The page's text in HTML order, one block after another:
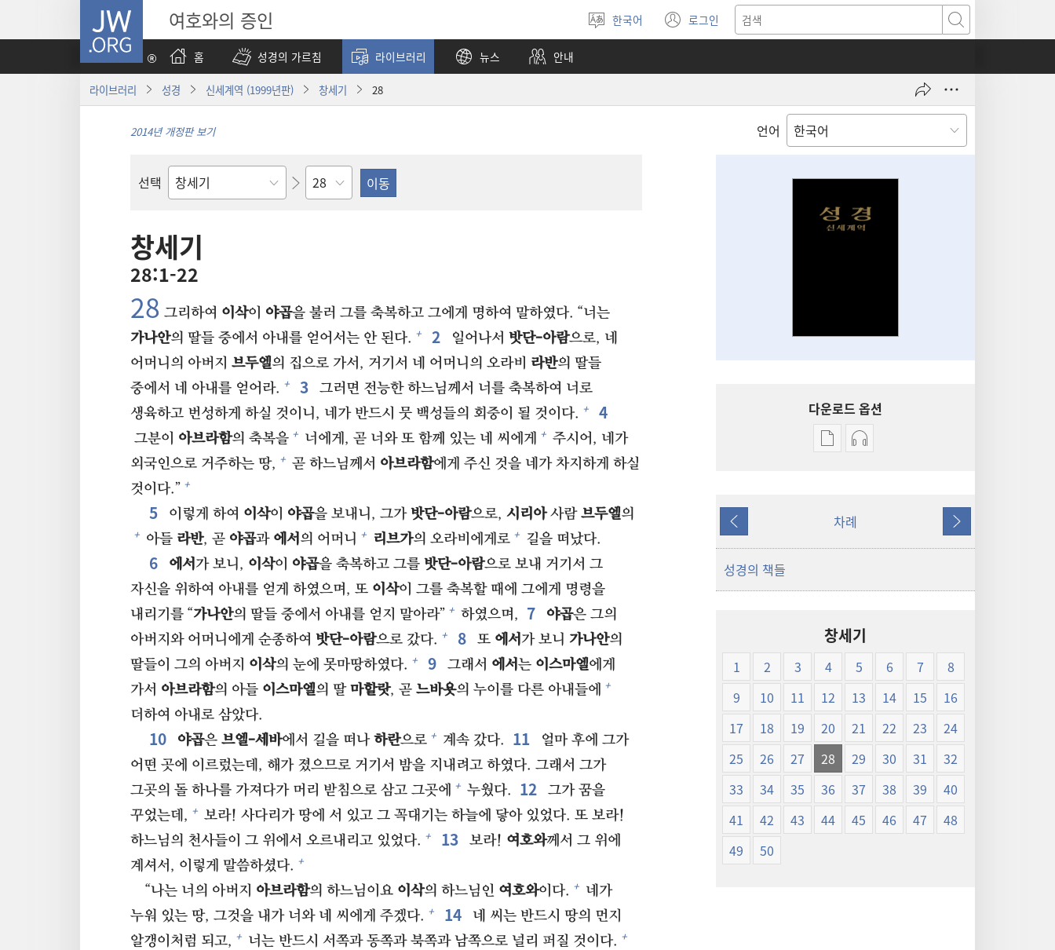
JW.ORG 여호와의 증인
언어
선택
한국어 로그인
(새로운
창
검색
홈
성경의 가르침 라이브러리 뉴스 안내
라이브러리 성경 신세계역 (1999년판) 창세기 28
언어
2014년 개정판 보기
선택
성경의
장
창세기
28:1-22
28⁠ 그리하여 이삭이 야곱을 불러 그를 축복하고 그에게 명하여 말하였다. “너는
가나안의 딸들 중에서 아내를 얻어서는 안 된다. + 2⁠ 일어나서 밧단-아람으로, 네
어머니의 아버지 브두엘의 집으로 가서, 거기서 네 어머니의 오라비 라반의 딸들
중에서 네 아내를 얻어라. + 3⁠
그러면 전능한 하느님께서 너를 축복하여 너로
생육하고 번성하게 하실 것이니, 네가 반드시 뭇 백성들의 회중이 될 것이다. + 4⁠
그분이 아브라함의 축복을 + 너에게, 곧 너와 또 함께 있는 네 씨에게 + 주시어, 네가
외국인으로 거주하는 땅, + 곧 하느님께서 아브라함에게 주신 것을 네가 차지하게 하실
것이다.” +
5⁠ 이렇게 하여 이삭이 야곱을 보내니, 그가밧단-아람으로, 시리아사람브두엘의
+ 아들 라반, 곧 야곱과 에서의 어머니 + 리브가의 오라비에게로 + 길을 떠났다.
6⁠ 에서가 보니, 이삭이 야곱을 축복하고 그를 밧단-아람으로 보내 거기서 그
자신을 위하여 아내를 얻게 하였으며, 또 이삭이 그를 축복할 때에 그에게 명령을
내리기를 “가나안의 딸들 중에서 아내를 얻지 말아라” + 하였으며, 7⁠ 야곱은 그의
아버지와 어머니에게 순종하여 밧단-아람으로 갔다. + 8⁠ 또 에서가 보니 가나안의
딸들이 그의 아버지 이삭의 눈에 못마땅하였다. + 9⁠ 그래서 에서는 이스마엘에게
가서 아브라함의 아들 이스마엘의 딸마할랏, 곧 느바욧의 누이를 다른 아내들에 +
더하여 아내로 삼았다.
10⁠ 야곱은 브엘-세바에서 길을 떠나하란으로 + 계속 갔다. 11⁠
얼마 후에 그가
어떤 곳에 이르렀는데, 해가 졌으므로 거기서 밤을 지내려고 하였다. 그래서 그가
그곳의 돌 하나를 가져다가 머리 받침으로 삼고 그곳에 + 누웠다. 12⁠
그가 꿈을
꾸었는데, + 보라! 사다리가 땅에 서 있고 그 꼭대기는 하늘에 닿아 있었다. 또 보라!
하느님의 천사들이 그 위에서 오르내리고 있었다. + 13⁠ 보라! 여호와께서 그 위에
계셔서, 이렇게 말씀하셨다. +
“나는 너의 아버지 아브라함의 하느님이요 이삭의 하느님인 여호와이다. + 네가
누워 있는 땅, 그것을 내가 너와 네 씨에게 주겠다. + 14⁠
네 씨는 반드시 땅의 먼지
알갱이처럼 되고, + 너는 반드시 서쪽과 동쪽과 북쪽과 남쪽으로 널리 퍼질 것이다. +
다운로드 옵션
출판물
성경
(1999년판)
오디오
(1999년판)
이전 차례 다음
성경의 책들
창세기
1 2 3 4 5 6 7
8
9
10 11 12 13 14 15
16
17
18 19 20 21 22 23
24
25
26 27 28 29 30 31
32
33
34 35 36 37 38 39
40
41
42 43 44 45 46 47
48
49
50